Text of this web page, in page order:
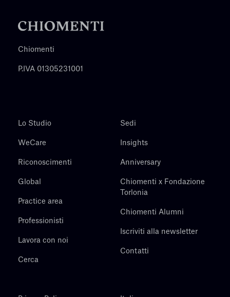
Chiomenti
P.IVA 01305231001
Lo Studio
WeCare
Riconoscimenti
Global
Practice area
Professionisti
Lavora con noi
Cerca
Sedi
Insights
Anniversary
Chiomenti x Fondazione
Torlonia
Chiomenti Alumni
Iscriviti alla newsletter
Contatti